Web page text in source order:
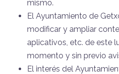
mismo.
El Ayuntamiento de
modificar y ampliar
aplicativos, etc. de este
momento y sin previo
El interés del